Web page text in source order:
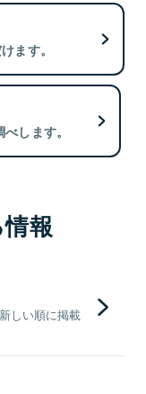
ます。
します。
報
しい順に掲載